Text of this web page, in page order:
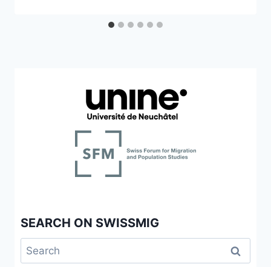
SEARCH ON SWISSMIG
Search
for: